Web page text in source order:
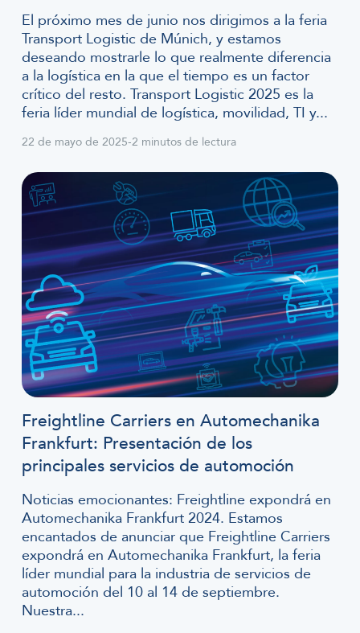
El próximo mes de junio nos dirigimos a la feria
Transport Logistic de Múnich, y estamos
deseando mostrarle lo que realmente diferencia
a la logística en la que el tiempo es un factor
crítico del resto. Transport Logistic 2025 es la
feria líder mundial de logística, movilidad, TI y...
22 de mayo de 2025-2 minutos de lectura
Freightline Carriers en Automechanika
Frankfurt: Presentación de los
principales servicios de automoción
Noticias emocionantes: Freightline expondrá en
Automechanika Frankfurt 2024. Estamos
encantados de anunciar que Freightline Carriers
expondrá en Automechanika Frankfurt, la feria
líder mundial para la industria de servicios de
automoción del 10 al 14 de septiembre.
Nuestra...